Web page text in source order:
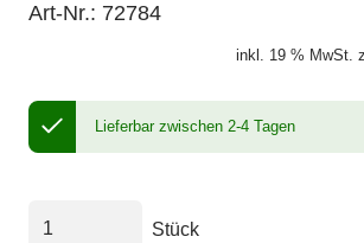
Art-Nr.: 72784
inkl. 19 % MwSt.
Lieferbar zwischen 2-4 Tagen
Stück